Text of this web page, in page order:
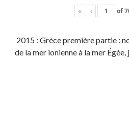
« ‹ of
2015 : Grèce première partie :
de la mer ionienne à la mer